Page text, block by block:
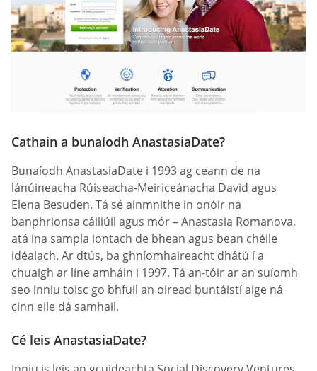
Cathain a bunaíodh AnastasiaDate?
Bunaíodh AnastasiaDate i 1993 ag ceann de na
lánúineacha Rúiseacha-Meiriceánacha David agus
Elena Besuden. Tá sé ainmnithe in onóir na
banphrionsa cáiliúil agus mór – Anastasia Romanova,
atá ina sampla iontach de bhean agus bean chéile
idéalach. Ar dtús, ba ghníomhaireacht dhátú í a
chuaigh ar líne amháin i 1997. Tá an-tóir ar an suíomh
seo inniu toisc go bhfuil an oiread buntáistí aige ná
cinn eile dá samhail.
Cé leis AnastasiaDate?